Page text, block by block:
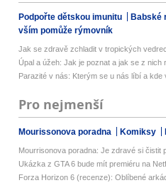
Podpořte dětskou imunitu Babské
vším pomůže rýmovník
Jak se zdravě zchladit v tropických
Úpal a úžeh: Jak je poznat a jak se z nich
Parazité v nás: Kterým se u nás líbí a kde
Pro nejmenší
Mourissonova poradna Komiksy
Mourrisonova poradna: Je zdravé si čistit
Ukázka z GTA 6 bude mít premiéru na
Forza Horizon 6 (recenze): Oblíbené